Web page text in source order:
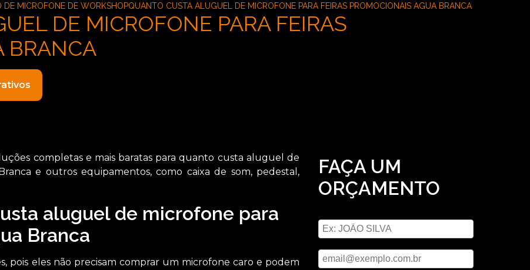
DE MICROFONE DE WORKSHOPQUANTO CUSTA ALUGUEL DE MICROFONE PARA FEIRAS PROMOCIONAIS AGUA BRANCA
DE MICROFONE PARA FEIRAS
BRANCA
completas e mais baratas para quanto custa aluguel de
e outros equipamentos, como caixa de som, pedestal,
aluguel de microfone para
Branca
pois eles não precisam comprar um microfone caro e podem
FAÇA UM
ORÇAMENTO